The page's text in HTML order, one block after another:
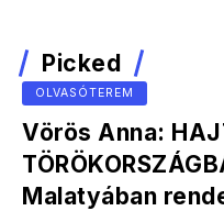
Picked
OLVASÓTEREM
Vörös Anna:
Malatyában